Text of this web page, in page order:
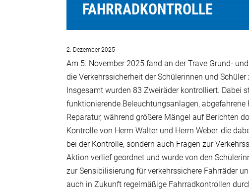
FAHRRADKONTROLLE
2. Dezember 2025
Am 5. November 2025 fand an der Trave Grund-
die Verkehrssicherheit der Schülerinnen und
Insgesamt wurden 83 Zweiräder kontrolliert.
funktionierende Beleuchtungsanlagen,
Reparatur, während größere Mängel auf Berichten
Kontrolle von Herrn Walter und Herrn Weber, die
bei der Kontrolle, sondern auch Fragen zur
Aktion verlief geordnet und wurde von den
zur Sensibilisierung für verkehrssichere Fahrräder
auch in Zukunft regelmäßige Fahrradkontrollen